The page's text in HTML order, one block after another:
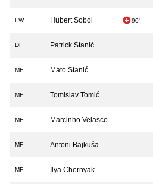
FW Hubert Sobol 90'
DF Patrick Stanić
MF Mato Stanić
MF Tomislav Tomić
MF Marcinho Velasco
MF Antoni Bajkuša
MF Ilya Chernyak